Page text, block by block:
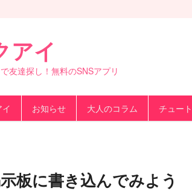
アイ
友達探し！無料のSNSアプリ
お知らせ 大人のコラム チュー
板に書き込んでみよう